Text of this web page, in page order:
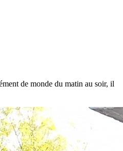
de monde du matin au soir, il